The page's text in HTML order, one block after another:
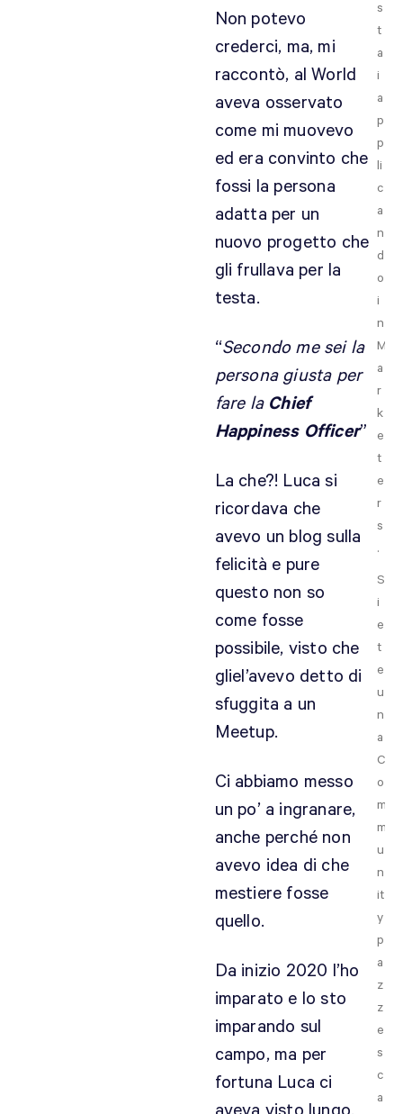
Non potevo
crederci, ma, mi
raccontò, al World
aveva osservato
come mi muovevo
ed era convinto che
fossi la persona
adatta per un
nuovo progetto che
gli frullava per la
testa.
“Secondo me sei la
persona giusta per
fare la Chief
Happiness Officer”
La che?! Luca si
ricordava che
avevo un blog sulla
felicità e pure
questo non so
come fosse
possibile, visto che
gliel’avevo detto di
sfuggita a un
Meetup.
Ci abbiamo messo
un po’ a ingranare,
anche perché non
avevo idea di che
mestiere fosse
quello.
Da inizio 2020 l’ho
imparato e lo sto
imparando sul
campo, ma per
fortuna Luca ci
s
t
a
i
a
p
p
li
c
a
n
d
o
i
n
M
a
r
k
e
t
e
r
s
.
S
i
e
t
e
u
n
a
C
o
m
m
u
n
it
y
p
a
z
z
e
s
c
a